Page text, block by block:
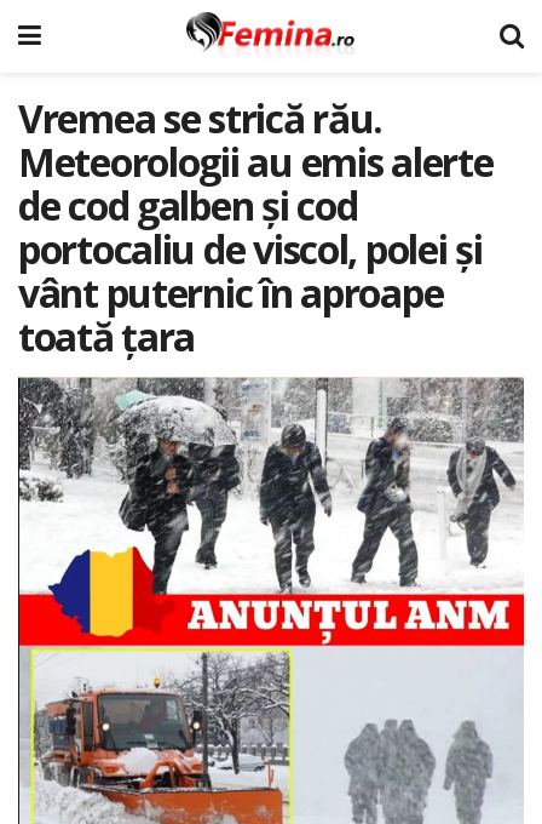
Vremea se strică rău.
Meteorologii au emis alerte
de cod galben și cod
portocaliu de viscol, polei și
vânt puternic în aproape
toată țara